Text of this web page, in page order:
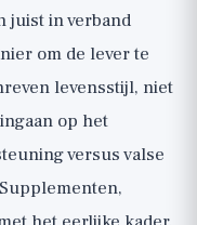
juist in verband
om de lever te
levensstijl, niet
op het
versus valse
Supplementen,